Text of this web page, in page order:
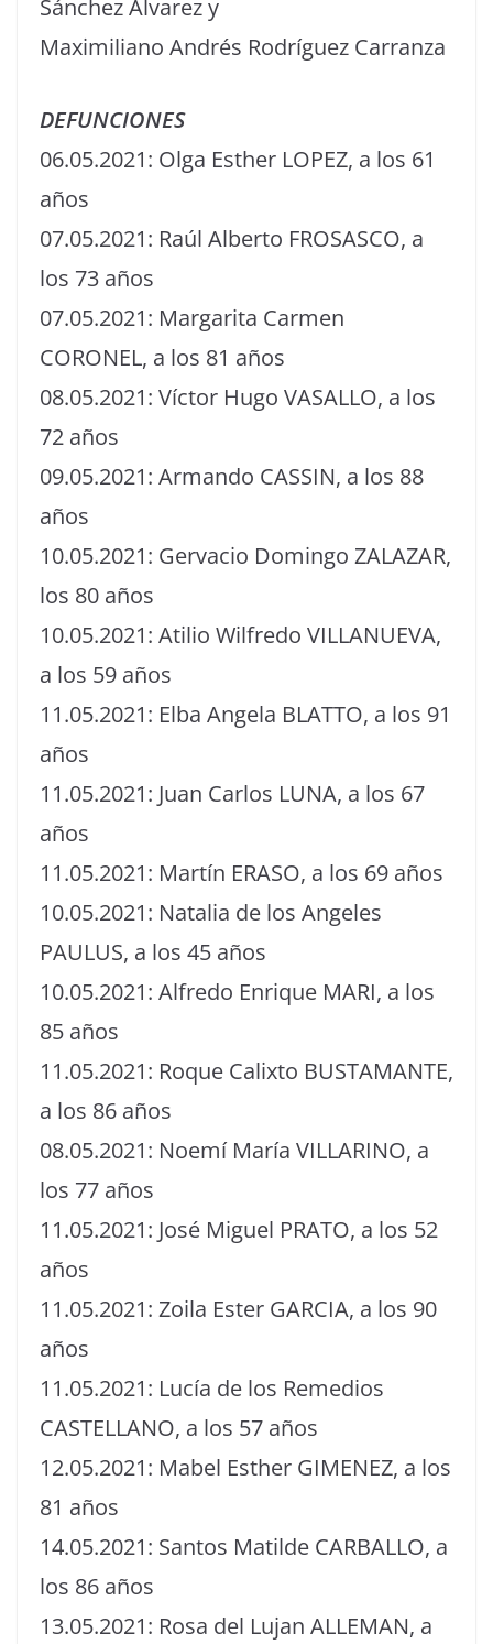
Sánchez Álvarez y
Maximiliano Andrés Rodríguez Carranza
DEFUNCIONES
06.05.2021: Olga Esther LOPEZ, a los 61
años
07.05.2021: Raúl Alberto FROSASCO, a
los 73 años
07.05.2021: Margarita Carmen
CORONEL, a los 81 años
08.05.2021: Víctor Hugo VASALLO, a los
72 años
09.05.2021: Armando CASSIN, a los 88
años
10.05.2021: Gervacio Domingo ZALAZAR,
los 80 años
10.05.2021: Atilio Wilfredo VILLANUEVA,
a los 59 años
11.05.2021: Elba Angela BLATTO, a los 91
años
11.05.2021: Juan Carlos LUNA, a los 67
años
11.05.2021: Martín ERASO, a los 69 años
10.05.2021: Natalia de los Angeles
PAULUS, a los 45 años
10.05.2021: Alfredo Enrique MARI, a los
85 años
11.05.2021: Roque Calixto BUSTAMANTE,
a los 86 años
08.05.2021: Noemí María VILLARINO, a
los 77 años
11.05.2021: José Miguel PRATO, a los 52
años
11.05.2021: Zoila Ester GARCIA, a los 90
años
11.05.2021: Lucía de los Remedios
CASTELLANO, a los 57 años
12.05.2021: Mabel Esther GIMENEZ, a los
81 años
14.05.2021: Santos Matilde CARBALLO, a
los 86 años
13.05.2021: Rosa del Lujan ALLEMAN, a